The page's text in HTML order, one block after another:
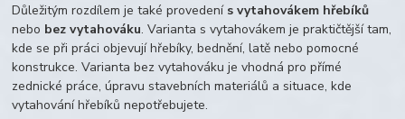
Důležitým rozdílem je také provedení s vytahovákem hřebíků
nebo bez vytahováku. Varianta s vytahovákem je praktičtější tam,
kde se při práci objevují hřebíky, bednění, latě nebo pomocné
konstrukce. Varianta bez vytahováku je vhodná pro přímé
zednické práce, úpravu stavebních materiálů a situace, kde
vytahování hřebíků nepotřebujete.